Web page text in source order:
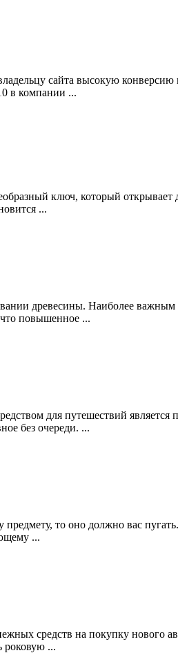
сайта высокую
в компании ...
ключ, который
...
древесины. Наиболее
повышенное ...
для путешествий является
без очереди. ...
предмету, то оно должно вас
...
средств на покупку нового
роковую ...